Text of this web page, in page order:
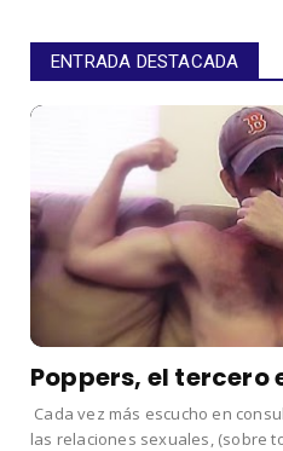
ENTRADA DESTACADA
Poppers, el tercero
Cada vez más escucho en
las relaciones sexuales, (sobre